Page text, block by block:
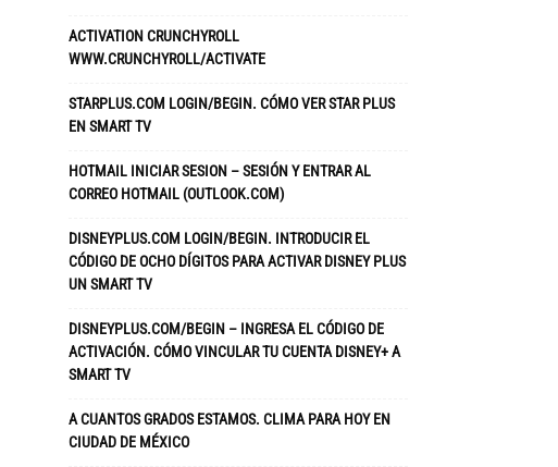
ACTIVATION CRUNCHYROLL
WWW.CRUNCHYROLL/ACTIVATE
STARPLUS.COM LOGIN/BEGIN. CÓMO VER STAR PLUS
EN SMART TV
HOTMAIL INICIAR SESION – SESIÓN Y ENTRAR AL
CORREO HOTMAIL (OUTLOOK.COM)
DISNEYPLUS.COM LOGIN/BEGIN. INTRODUCIR EL
CÓDIGO DE OCHO DÍGITOS PARA ACTIVAR DISNEY PLUS
UN SMART TV
DISNEYPLUS.COM/BEGIN – INGRESA EL CÓDIGO DE
ACTIVACIÓN. CÓMO VINCULAR TU CUENTA DISNEY+ A
SMART TV
A CUANTOS GRADOS ESTAMOS. CLIMA PARA HOY EN
CIUDAD DE MÉXICO